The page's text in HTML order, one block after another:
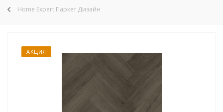
Home Expert Паркет Дизайн
АКЦИЯ